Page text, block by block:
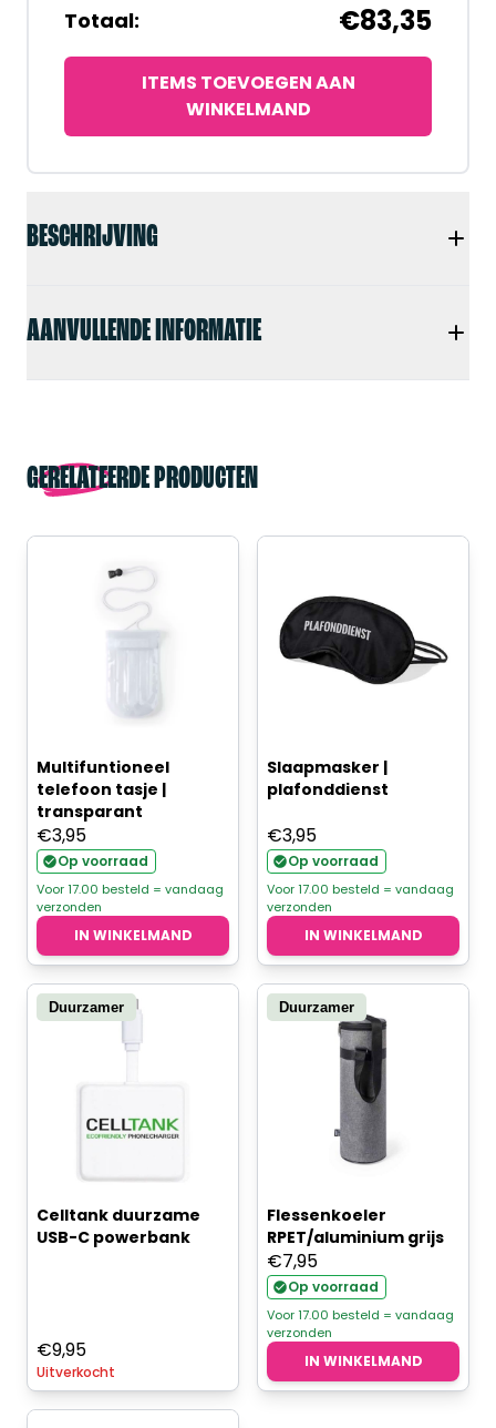
BESCHRIJVING
AANVULLENDE INFORMATIE
Totaal: €83,35
ITEMS TOEVOEGEN AAN
WINKELMAND
GERELATEERDE PRODUCTEN
Multifuntioneel
telefoon tasje |
transparant
€3,95
Op voorraad
Voor 17.00 besteld = vandaag
verzonden
IN WINKELMAND
Slaapmasker |
plafonddienst
€3,95
Op voorraad
Voor 17.00 besteld = vandaag
verzonden
IN WINKELMAND
Duurzamer
Celltank duurzame
USB-C powerbank
€9,95
Uitverkocht
Duurzamer
Flessenkoeler
RPET/aluminium grijs
€7,95
Op voorraad
Voor 17.00 besteld = vandaag
verzonden
IN WINKELMAND